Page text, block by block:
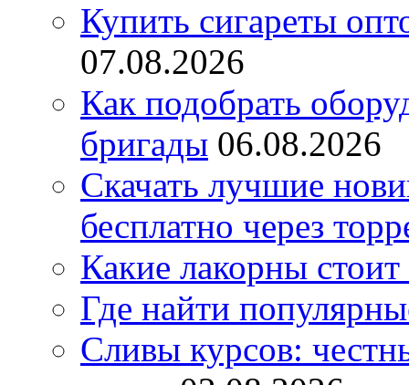
Купить сигареты
07.08.2026
Как подобрать
бригады 06.08.2026
Скачать лучшие
бесплатно через
Какие лакорны стоит
Где найти
Сливы курсов: